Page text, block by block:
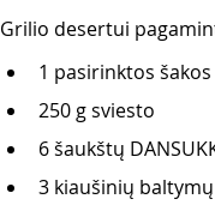
Grilio desertui
1 pasirinktos šakos
250 g sviesto
6 šaukštų
3 kiaušinių baltymų